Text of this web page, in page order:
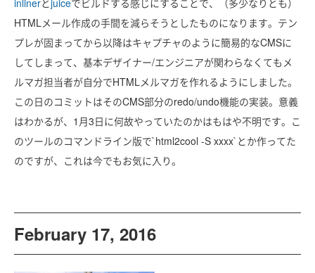
HTMLメール作成の手間を減らそうとしたものになります。テン
プレが固まってから以降はキャプチャのように簡易的なCMSに
してしまって、基本デザイナー/エンジニアが関わらなくてもメ
ルマガ担当者が自分でHTMLメルマガを作れるようにしました。
この日のコミットはそのCMS部分のredo/undo機能の実装。意義
はわかるが、1月3日に何故やっていたのかはもはや不明です。こ
のツールのコマンドライン版で`html2cool -S xxxx`とか作ってた
のですが、これは今でもお気に入り。
February 17, 2016